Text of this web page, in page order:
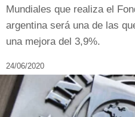
Mundiales que realiza el
argentina será una de las
una mejora del 3,9%.
24/06/2020